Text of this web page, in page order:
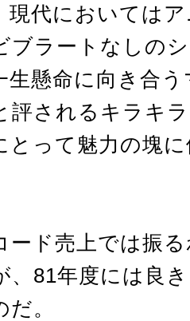
現代においては
ブラートなしの
生懸命に向き合
評されるキラキ
とって魅力の塊
ード売上では振
、81年度には良
。